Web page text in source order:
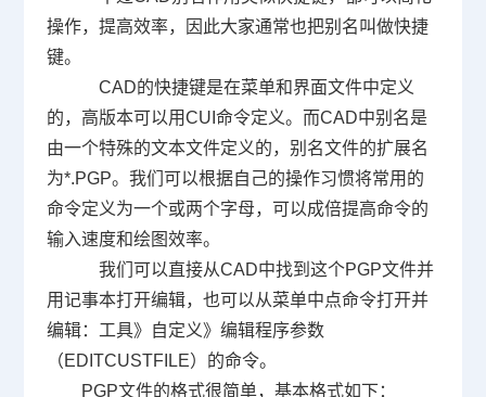
操作，提高效率，因此大家通常也把别名叫做快捷
键。
CAD的快捷键是在菜单和界面文件中定义
的，高版本可以用CUI 命令定义。而CAD中别名是
由一个特殊的文本文件定义的，别名文件的扩展名
为*.PGP。我们可以根据自己的操作习惯将常用的
命令定义为一个或两个字母，可以成倍提高命令的
输入速度和绘图效率。
我们可以直接从CAD中找到这个PGP文件并
用记事本打开编辑，也可以从菜单中点命令打开并
编辑：工具》自定义》编辑程序参数
（ EDITCUSTFILE）的命令。
PGP文件的格式很简单，基本格式如下：